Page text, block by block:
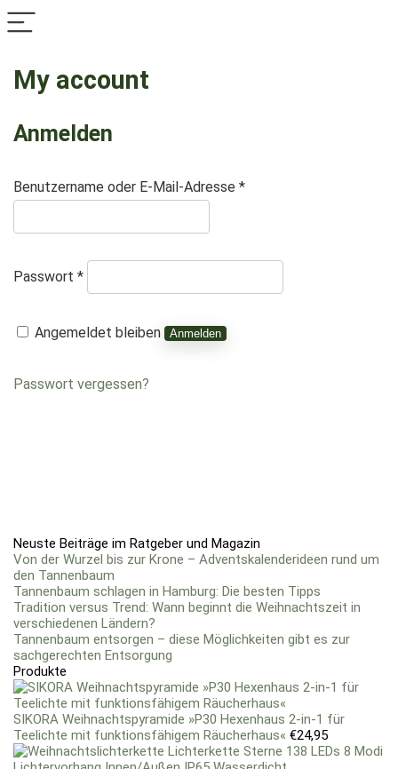
My account
Anmelden
Benutzername oder E-Mail-Adresse *Erforderlich
Passwort *Erforderlich
Angemeldet bleiben Anmelden
Passwort vergessen?
Neuste Beiträge im Ratgeber und Magazin
Von der Wurzel bis zur Krone – Adventskalenderideen rund um
den Tannenbaum
Tannenbaum schlagen in Hamburg: Die besten Tipps
Tradition versus Trend: Wann beginnt die Weihnachtszeit in
verschiedenen Ländern?
Tannenbaum entsorgen – diese Möglichkeiten gibt es zur
sachgerechten Entsorgung
Produkte
SIKORA Weihnachtspyramide »P30 Hexenhaus 2-in-1 für
Teelichte mit funktionsfähigem Räucherhaus« €24,95